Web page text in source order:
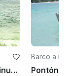
¡El Cadillac de los barcos, el Platinum Funship de 27 pies con tobogán!
Barco a